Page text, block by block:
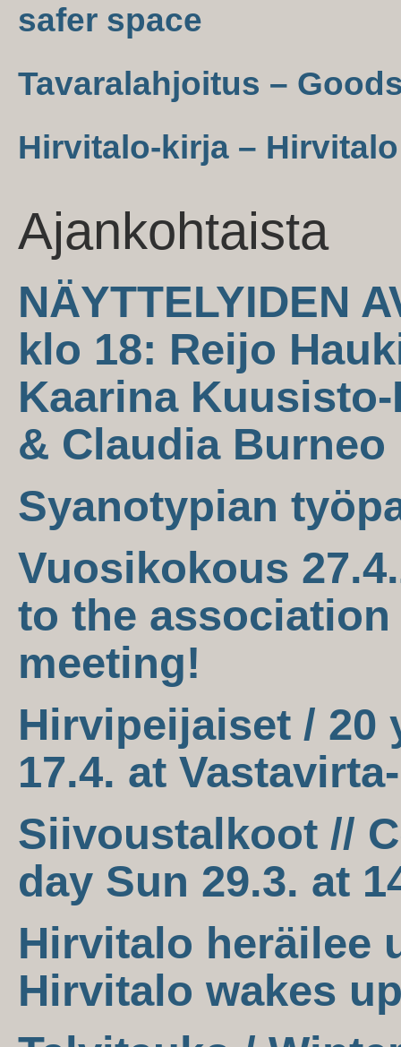
safer space
Tavaralahjoitus –
Hirvitalo-kirja –
Ajankohtaista
NÄYTTELYIDEN
klo 18: Reijo
Kaarina
& Claudia Burneo
Syanotypian
Vuosikokous
to the
meeting!
Hirvipeijaiset / 20
17.4. at
Siivoustalkoot //
day Sun 29.3. at
Hirvitalo heräilee
Hirvitalo wakes